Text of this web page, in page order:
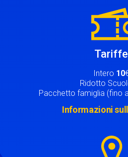
Tariffe
Intero 10
Ridotto
Pacchetto famiglia (fino
Informazioni